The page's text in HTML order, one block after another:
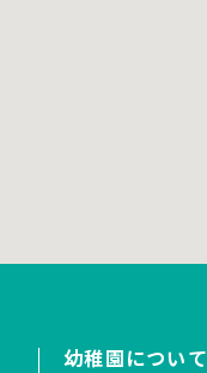
幼稚園について